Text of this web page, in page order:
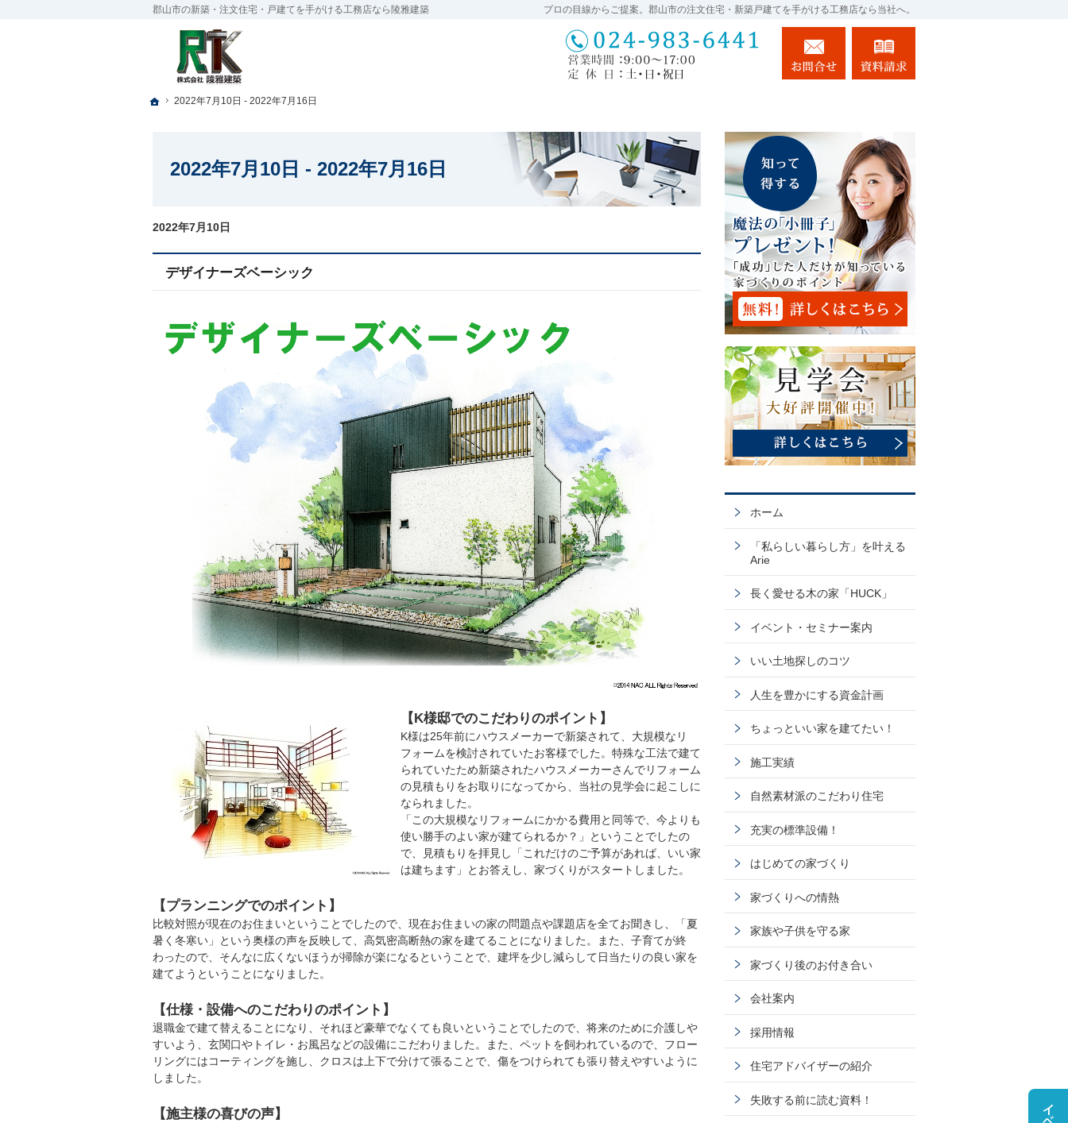
ホーム
2022年7月10日 - 2022年7月16日
2022年7月10日 - 2022年7月16日
プロの目線からご提案。郡山市の注文住宅・新築戸建てを手がける工務店なら当社へ。
郡山市の新築・注文住宅・戸建てを手がける工務店なら陵雅建築
2022年7月10日
デザイナーズベーシック
【K様邸でのこだわりのポイント】
K様は25年前にハウスメーカーで新築されて、大規模なリ
フォームを検討されていたお客様でした。特殊な工法で建て
られていたため新築されたハウスメーカーさんでリフォーム
の見積もりをお取りになってから、当社の見学会に起こしに
なられました。
「この大規模なリフォームにかかる費用と同等で、今よりも
使い勝手のよい家が建てられるか？」ということでしたの
で、見積もりを拝見し「これだけのご予算があれば、いい家
は建ちます」とお答えし、家づくりがスタートしました。
【プランニングでのポイント】
比較対照が現在のお住まいということでしたので、現在お住まいの家の問題点や課題店を全てお聞きし、「夏
暑く冬寒い」という奥様の声を反映して、高気密高断熱の家を建てることになりました。また、子育てが終
わったので、そんなに広くないほうが掃除が楽になるということで、建坪を少し減らして日当たりの良い家を
建てようということになりました。
【仕様・設備へのこだわりのポイント】
退職金で建て替えることになり、それほど豪華でなくても良いということでしたので、将来のために介護しや
すいよう、玄関口やトイレ・お風呂などの設備にこだわりました。また、ペットを飼われているので、フロー
リングにはコーティングを施し、クロスは上下で分けて張ることで、傷をつけられても張り替えやすいように
しました。
【施主様の喜びの声】
ホーム
「私らしい暮らし方」を叶える
Arie
長く愛せる木の家「HUCK」
イベント・セミナー案内
いい土地探しのコツ
人生を豊かにする資金計画
ちょっといい家を建てたい！
施工実績
自然素材派のこだわり住宅
充実の標準設備！
はじめての家づくり
家づくりへの情熱
家族や子供を守る家
家づくり後のお付き合い
会社案内
採用情報
住宅アドバイザーの紹介
失敗する前に読む資料！
024-983-6441
営業時間9:00～17:00 定休日：土・日・祝日
ホーム
2022年7月10日 - 2022年7月16日